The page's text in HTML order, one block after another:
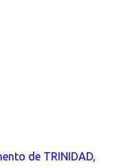
de TRINIDAD,